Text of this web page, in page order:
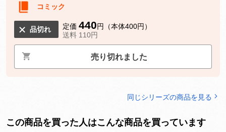
コミック
品切れ 定価 440円（本体400円）
送料 110円
売り切れました
同じシリーズの商品を見る
この商品を買った人はこんな商品を買っています